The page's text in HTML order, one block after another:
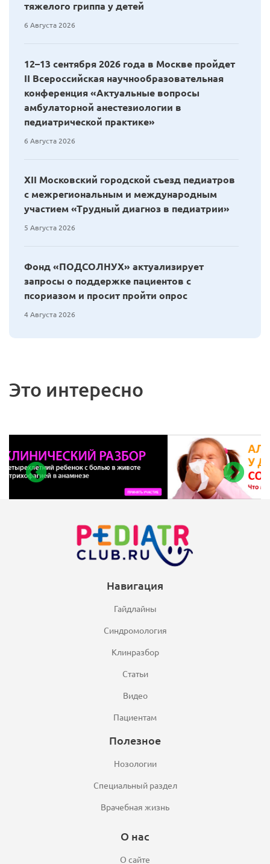
тяжелого гриппа у детей
6 Августа 2026
12–13 сентября 2026 года в Москве пройдет
II Всероссийская научнообразовательная
конференция «Актуальные вопросы
амбулаторной анестезиологии в
педиатрической практике»
6 Августа 2026
XII Московский городской съезд педиатров
с межрегиональным и международным
участием «Трудный диагноз в педиатрии»
5 Августа 2026
Фонд «ПОДСОЛНУХ» актуализирует
запросы о поддержке пациентов с
псориазом и просит пройти опрос
4 Августа 2026
Это интересно
Навигация
Гайдлайны
Синдромология
Клинразбор
Статьи
Видео
Пациентам
Полезное
Нозологии
Специальный раздел
Врачебная жизнь
О нас
О сайте